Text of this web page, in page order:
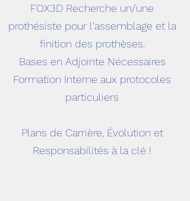
FOX3D Recherche un/une
prothésiste pour l'assemblage et la
finition des prothèses.
Bases en Adjointe Nécessaires
Formation Interne aux protocoles
particuliers
Plans de Carrière, Évolution et
Responsabilités à la clé !